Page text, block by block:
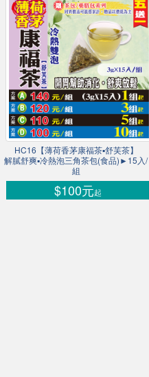
HC16【薄荷香茅康福茶▪舒芙茶】
解膩舒爽▪冷熱泡三角茶包(食品)►15入/
組
$100元起